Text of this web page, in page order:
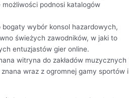
możliwości podnosi katalogów
bogaty wybór konsol hazardowych,
świeżych zawodników, w jaki to
entuzjastów gier online.
witryna do zakładów muzycznych
wraz z ogromnej gamy sportów i